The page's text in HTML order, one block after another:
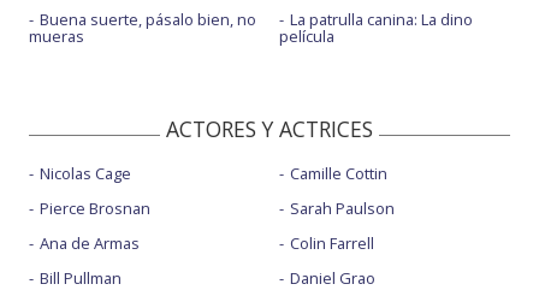
Buena suerte, pásalo bien, no
mueras
La patrulla canina: La dino
película
ACTORES Y ACTRICES
Nicolas Cage
Pierce Brosnan
Ana de Armas
Bill Pullman
Camille Cottin
Sarah Paulson
Colin Farrell
Daniel Grao